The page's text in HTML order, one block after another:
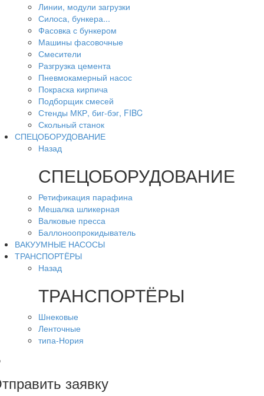
Линии, модули загрузки
Силоса, бункера...
Фасовка с бункером
Машины фасовочные
Смесители
Разгрузка цемента
Пневмокамерный насос
Покраска кирпича
Подборщик смесей
Стенды МКР, биг-бэг, FIBC
Скольный станок
СПЕЦОБОРУДОВАНИЕ
Назад
СПЕЦОБОРУДОВАНИЕ
Ретификация парафина
Мешалка шликерная
Валковые пресса
Баллоноопрокидыватель
ВАКУУМНЫЕ НАСОСЫ
ТРАНСПОРТЁРЫ
Назад
ТРАНСПОРТЁРЫ
Шнековые
Ленточные
типа-Нория
заявку